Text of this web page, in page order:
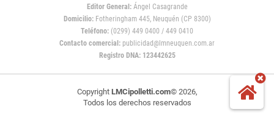
Editor General:Ángel Casagrande
Domicilio:Fotheringham 445, Neuquén (CP 8300)
Teléfono: (0299) 449 0400 / 449 0410
Contacto comercial: publicidad@lmneuquen.com.ar
Registro DNA: 123442625
Copyright LMCipolletti.com© 2026,
Todos los derechos reservados